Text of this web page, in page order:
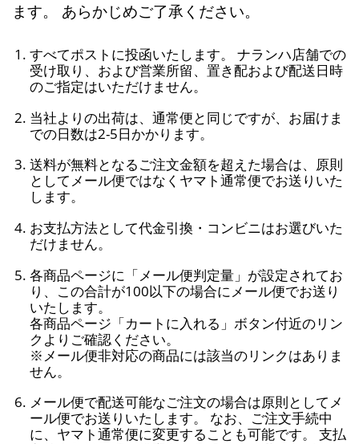
ます。 あらかじめご了承ください。
すべてポストに投函いたします。 ナランハ店舗での
受け取り、および営業所留、置き配および配送日時
のご指定はいただけません。
当社よりの出荷は、通常便と同じですが、お届けま
での日数は2-5日かかります。
送料が無料となるご注文金額を超えた場合は、原則
としてメール便ではなくヤマト通常便でお送りいた
します。
お支払方法として代金引換・コンビニはお選びいた
だけません。
各商品ページに「メール便判定量」が設定されてお
り、この合計が100以下の場合にメール便でお送り
いたします。
各商品ページ「カートに入れる」ボタン付近のリン
クよりご確認ください。
※メール便非対応の商品には該当のリンクはありま
せん。
メール便で配送可能なご注文の場合は原則としてメ
ール便でお送りいたします。 なお、ご注文手続中
に、ヤマト通常便に変更することも可能です。 支払